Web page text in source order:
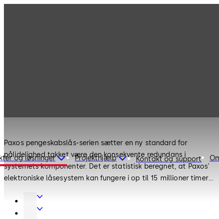
og løsninger Projekthjælp Kontakt og support
Paxos pengeskabslås-serien sætter en ny standard for
pålidelighed takket være den konsekvente redundans i
systemets komponenter. Det er statistisk beregnet, at Paxos'
elektroniske låsesystem kan fungere i op til 15 millioner timer
rapportere fejl til brugeren via LCD-skærmen. Med sit
modulære design kan låsesystemet nemt eftermonteres og
Dørbeslag
Dørautomatik